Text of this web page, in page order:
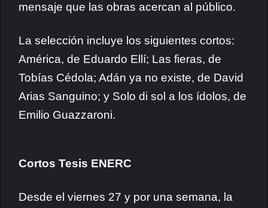
mensaje que las obras acercan al público.
La selección incluye los siguientes cortos:
América, de Eduardo Ellí; Las fieras, de
Tobías Cédola; Adán ya no existe, de David
Arias Sanguino; y Solo di sol a los ídolos, de
Emilio Guazzaroni.
Cortos Tesis ENERC
Desde el viernes 27 y por una semana, la